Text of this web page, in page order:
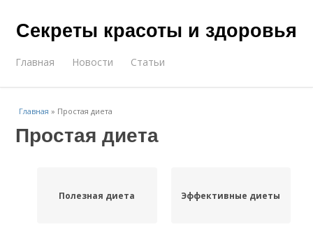
Секреты красоты и здоровья
Главная Новости Статьи
Главная » Простая диета
Простая диета
Полезная диета Эффективные диеты